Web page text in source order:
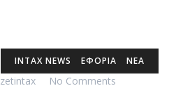
INTAX NEWS ΕΦΟΡΙΑ ΝΕΑ
zetintax No Comments